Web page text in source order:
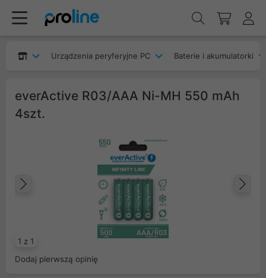
Urządzenia peryferyjne PC Baterie i akumulatorki
everActive R03/AAA Ni-MH 550 mAh
4szt.
1 z 1
Poprzedni
Dodaj pierwszą opinię